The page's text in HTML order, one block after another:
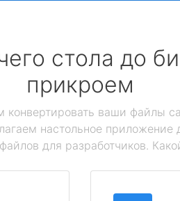
стола до
прикроем
конвертировать ваши файлы
настольное
для разработчиков.